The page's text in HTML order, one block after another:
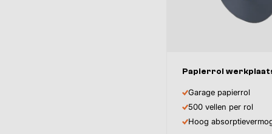
Papierrol
Garage papierrol
500 vellen per rol
Hoog